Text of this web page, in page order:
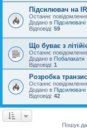
Підсилювач на
Останнє
Додано в Підсилювачі
Відповіді: 59
Що буває з
Останнє
Додано в Побалакати
Відповіді: 1
Розробка
Останнє
Додано в Підсилювачі
Відповіді: 42
Пошук